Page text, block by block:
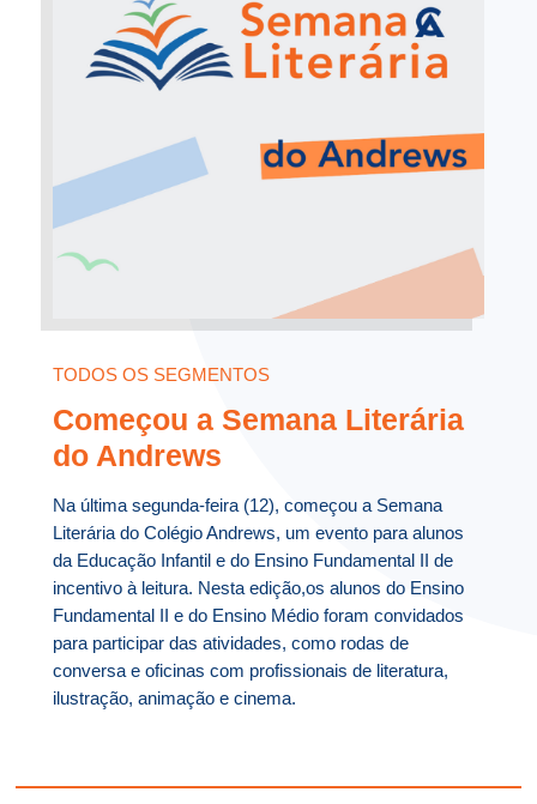
TODOS OS SEGMENTOS
Começou a Semana Literária
do Andrews
Na última segunda-feira (12), começou a Semana
Literária do Colégio Andrews, um evento para alunos
da Educação Infantil e do Ensino Fundamental II de
incentivo à leitura. Nesta edição,os alunos do Ensino
Fundamental II e do Ensino Médio foram convidados
para participar das atividades, como rodas de
conversa e oficinas com profissionais de literatura,
ilustração, animação e cinema.